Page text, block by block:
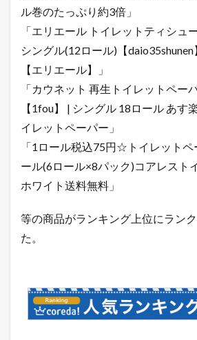
ル巻のたっぷり約3倍」
「エリエール トイレットティシュ
シングル(12ロール)【
【エリエール】」
「カウネット 再生トイレットペ
【1fou】 | シングル 18ロール あす
イレットペーパー」
「1ロール税込75円☆トイレットペ
ール(6ロール×8パック)コアレスト
ホワイト送料無料」
等の商品がランキング上位にラン
た。